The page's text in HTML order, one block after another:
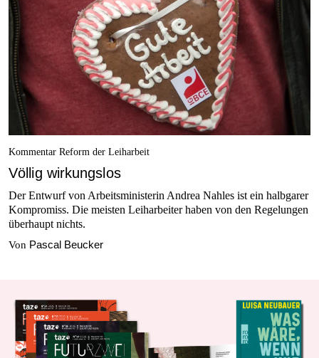
Kommentar Reform der Leiharbeit
Völlig wirkungslos
Der Entwurf von Arbeitsministerin Andrea Nahles ist ein halbgarer
Kompromiss. Die meisten Leiharbeiter haben von den Regelungen
überhaupt nichts.
Von Pascal Beucker